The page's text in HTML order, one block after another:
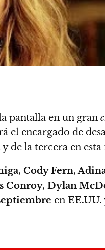
pantalla en un gran
el encargado de
de la tercera en
Cody Fern,
Conroy, Dylan
en EE.UU.